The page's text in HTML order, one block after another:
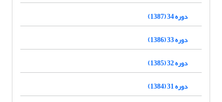
دوره 34 (1387)
دوره 33 (1386)
دوره 32 (1385)
دوره 31 (1384)